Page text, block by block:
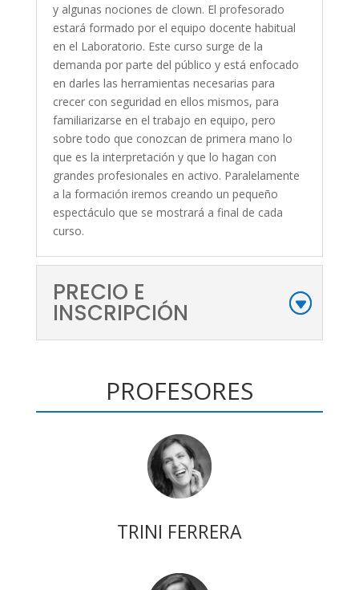
y algunas nociones de clown. El profesorado
estará formado por el equipo docente habitual
en el Laboratorio. Este curso surge de la
demanda por parte del público y está enfocado
en darles las herramientas necesarias para
crecer con seguridad en ellos mismos, para
familiarizarse en el trabajo en equipo, pero
sobre todo que conozcan de primera mano lo
que es la interpretación y que lo hagan con
grandes profesionales en activo. Paralelamente
a la formación iremos creando un pequeño
espectáculo que se mostrará a final de cada
curso.
PRECIO E
INSCRIPCIÓN
PROFESORES
TRINI FERRERA